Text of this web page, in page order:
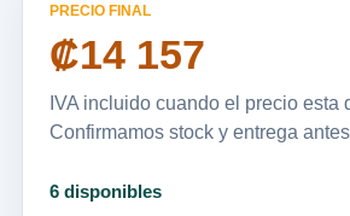
PRECIO FINAL
₡14 157
IVA incluido cuando el precio esta
Confirmamos stock y entrega
6 disponibles